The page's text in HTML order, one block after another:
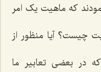
که ماهیت یک امر
چیست؟ آیا منظور از
در بعضی تعابیر ما